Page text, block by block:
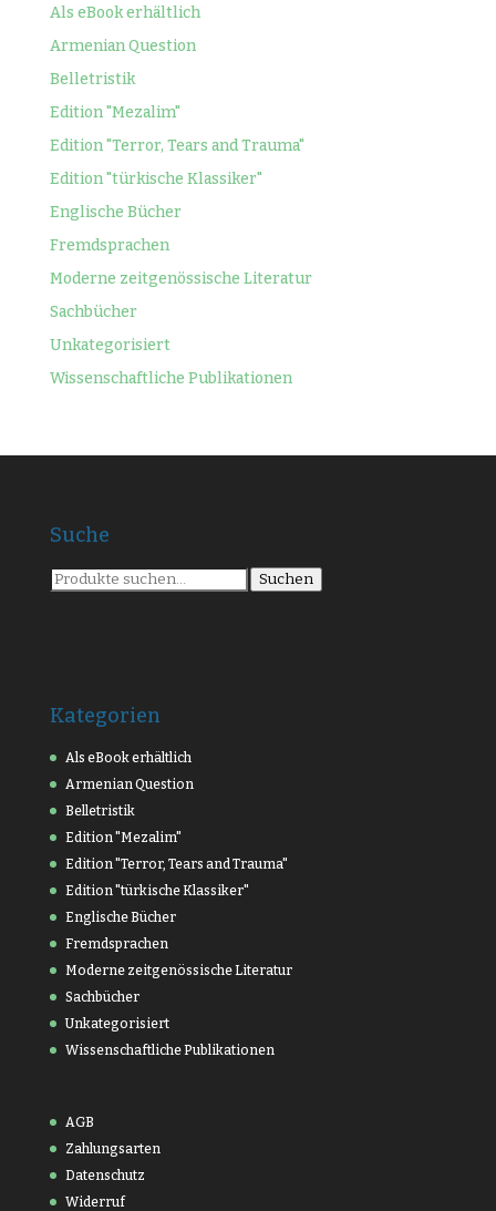
Als eBook erhältlich
Armenian Question
Belletristik
Edition "Mezalim"
Edition "Terror, Tears and Trauma"
Edition "türkische Klassiker"
Englische Bücher
Fremdsprachen
Moderne zeitgenössische Literatur
Sachbücher
Unkategorisiert
Wissenschaftliche Publikationen
Suche
Suche
nach:
Suchen
Kategorien
Als eBook erhältlich
Armenian Question
Belletristik
Edition "Mezalim"
Edition "Terror, Tears and Trauma"
Edition "türkische Klassiker"
Englische Bücher
Fremdsprachen
Moderne zeitgenössische Literatur
Sachbücher
Unkategorisiert
Wissenschaftliche Publikationen
AGB
Zahlungsarten
Datenschutz
Widerruf